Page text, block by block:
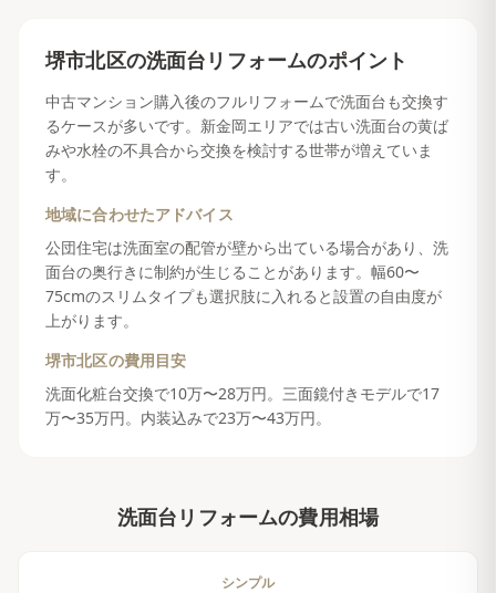
堺市北区の洗面台リフォームのポイント
中古マンション購入後のフルリフォームで洗面台も交換す
るケースが多いです。新金岡エリアでは古い洗面台の黄ば
みや水栓の不具合から交換を検討する世帯が増えていま
す。
地域に合わせたアドバイス
公団住宅は洗面室の配管が壁から出ている場合があり、洗
面台の奥行きに制約が生じることがあります。幅60〜
75cmのスリムタイプも選択肢に入れると設置の自由度が
上がります。
堺市北区の費用目安
洗面化粧台交換で10万〜28万円。三面鏡付きモデルで17
万〜35万円。内装込みで23万〜43万円。
洗面台リフォームの費用相場
シンプル